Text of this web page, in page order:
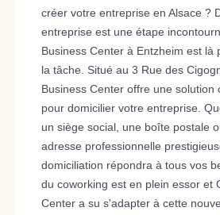
créer votre entreprise en Alsace ?
entreprise est une étape
Business Center à Entzheim est là
la tâche. Situé au 3 Rue des
Business Center offre une solution
pour domicilier votre entreprise.
un siège social, une boîte postale
adresse professionnelle
domiciliation répondra à tous vos
du coworking est en plein essor et
Center a su s'adapter à cette